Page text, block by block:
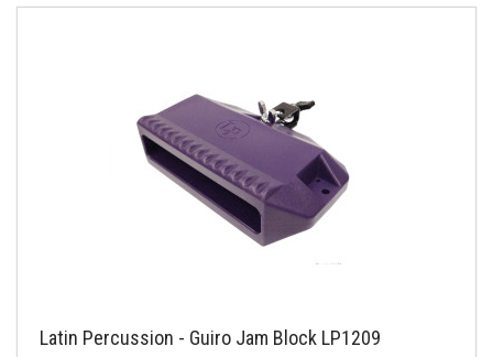
Latin Percussion - Guiro Jam Block LP1209